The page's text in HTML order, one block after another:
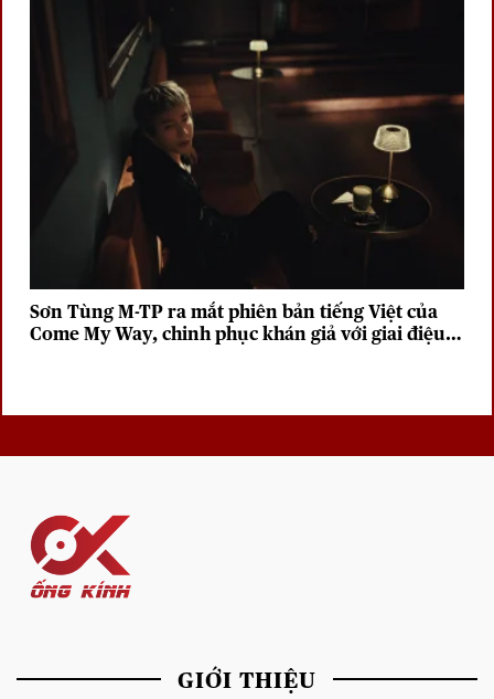
Sơn Tùng M-TP ra mắt phiên bản tiếng Việt của
Come My Way, chinh phục khán giả với giai điệu
GIỚI THIỆU